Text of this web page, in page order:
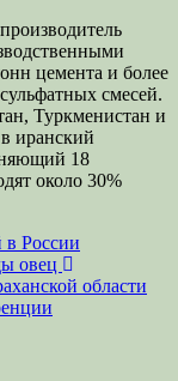
цемента и более
смесей.
Туркменистан и
иранский
18
около 30%
в России
овец
области